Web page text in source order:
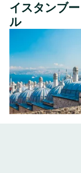
イスタンブー
ル